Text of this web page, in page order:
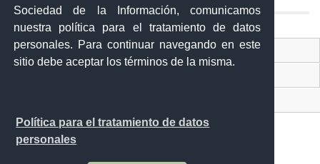
Sociedad de la Información, comunicamos
nuestra política para el tratamiento de datos
personales. Para continuar navegando en este
sitio debe aceptar los términos de la misma.
Política para el tratamiento de datos
personales
Contacto Ciudadano Digital